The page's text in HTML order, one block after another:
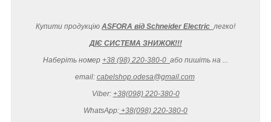
Купити продукцію ASFORA від Schneider Electric легко!
ДІЄ СИСТЕМА ЗНИЖОК!!!
Наберіть номер +38 (98) 220-380-0 або пишіть на ...
email: cabelshop.odesa@gmail.com
Viber: +38(098) 220-380-0
WhatsApp: +38(098) 220-380-0